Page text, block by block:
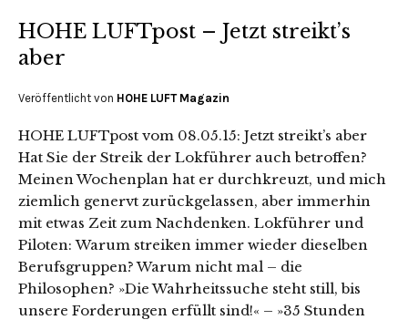
HOHE LUFTpost – Jetzt streikt’s
aber
Veröffentlicht von HOHE LUFT Magazin
HOHE LUFTpost vom 08.05.15: Jetzt streikt’s aber
Hat Sie der Streik der Lokführer auch betroffen?
Meinen Wochenplan hat er durchkreuzt, und mich
ziemlich genervt zurückgelassen, aber immerhin
mit etwas Zeit zum Nachdenken. Lokführer und
Piloten: Warum streiken immer wieder dieselben
Berufsgruppen? Warum nicht mal – die
Philosophen? »Die Wahrheitssuche steht still, bis
unsere Forderungen erfüllt sind!« – »35 Stunden